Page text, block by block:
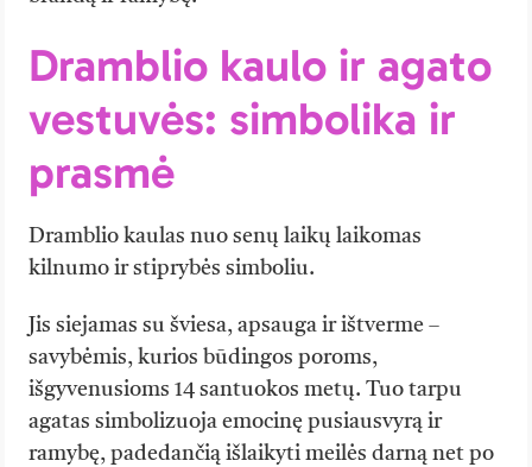
Dramblio kaulo ir agato
vestuvės: simbolika ir
prasmė
Dramblio kaulas nuo senų laikų laikomas
kilnumo ir stiprybės simboliu.
Jis siejamas su šviesa, apsauga ir ištverme –
savybėmis, kurios būdingos poroms,
išgyvenusioms 14 santuokos metų. Tuo tarpu
agatas simbolizuoja emocinę pusiausvyrą ir
ramybę, padedančią išlaikyti meilės darną net po